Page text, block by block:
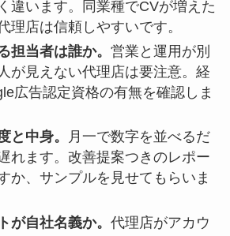
違います。同業種でCVが増えた
理店は信頼しやすいです。
担当者は誰か。 営業と運用が別
が見えない代理店は要注意。経
広告認定資格の有無を確認しま
と中身。
月一で数字を並べるだ
れます。改善提案つきのレポー
か、サンプルを見せてもらいま
が自社名義か。 代理店がアカウ